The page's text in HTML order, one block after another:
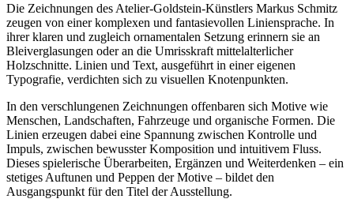
Die Zeichnungen des Atelier-Goldstein-Künstlers Markus Schmitz
zeugen von einer komplexen und fantasievollen Liniensprache. In
ihrer klaren und zugleich ornamentalen Setzung erinnern sie an
Bleiverglasungen oder an die Umrisskraft mittelalterlicher
Holzschnitte. Linien und Text, ausgeführt in einer eigenen
Typografie, verdichten sich zu visuellen Knotenpunkten.
In den verschlungenen Zeichnungen offenbaren sich Motive wie
Menschen, Landschaften, Fahrzeuge und organische Formen. Die
Linien erzeugen dabei eine Spannung zwischen Kontrolle und
Impuls, zwischen bewusster Komposition und intuitivem Fluss.
Dieses spielerische Überarbeiten, Ergänzen und Weiterdenken – ein
stetiges Auftunen und Peppen der Motive – bildet den
Ausgangspunkt für den Titel der Ausstellung.